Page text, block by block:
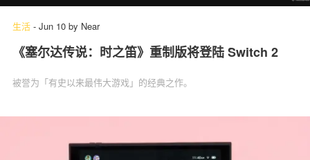
生活 - Jun 10 by Near
《塞尔达传说：时之笛》重制版将登陆 Switch 2
被誉为「有史以来最伟大游戏」的经典之作。